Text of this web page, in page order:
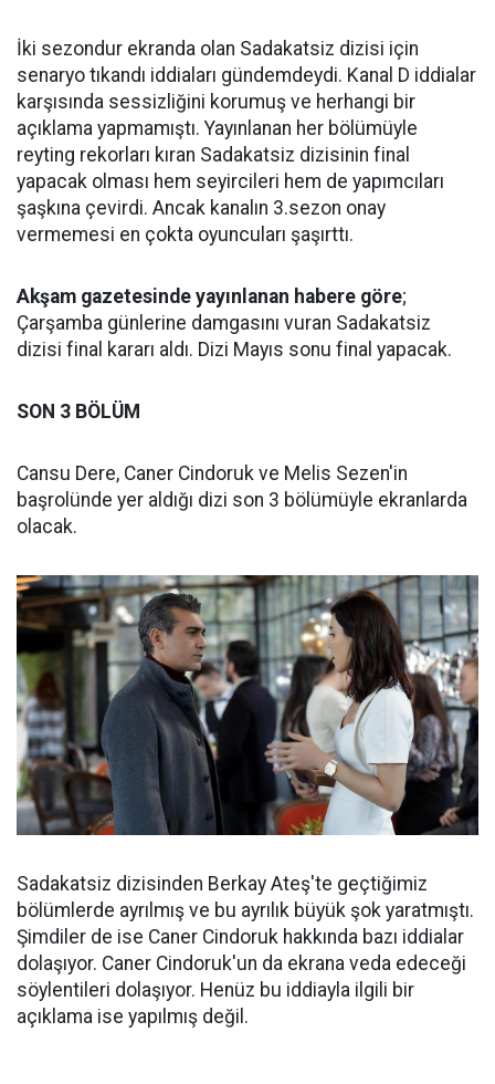
İki sezondur ekranda olan Sadakatsiz dizisi için
senaryo tıkandı iddiaları gündemdeydi. Kanal D iddialar
karşısında sessizliğini korumuş ve herhangi bir
açıklama yapmamıştı. Yayınlanan her bölümüyle
reyting rekorları kıran Sadakatsiz dizisinin final
yapacak olması hem seyircileri hem de yapımcıları
şaşkına çevirdi. Ancak kanalın 3.sezon onay
vermemesi en çokta oyuncuları şaşırttı.
Akşam gazetesinde yayınlanan habere göre;
Çarşamba günlerine damgasını vuran Sadakatsiz
dizisi final kararı aldı. Dizi Mayıs sonu final yapacak.
SON 3 BÖLÜM
Cansu Dere, Caner Cindoruk ve Melis Sezen'in
başrolünde yer aldığı dizi son 3 bölümüyle ekranlarda
olacak.
Sadakatsiz dizisinden Berkay Ateş'te geçtiğimiz
bölümlerde ayrılmış ve bu ayrılık büyük şok yaratmıştı.
Şimdiler de ise Caner Cindoruk hakkında bazı iddialar
dolaşıyor. Caner Cindoruk'un da ekrana veda edeceği
söylentileri dolaşıyor. Henüz bu iddiayla ilgili bir
açıklama ise yapılmış değil.